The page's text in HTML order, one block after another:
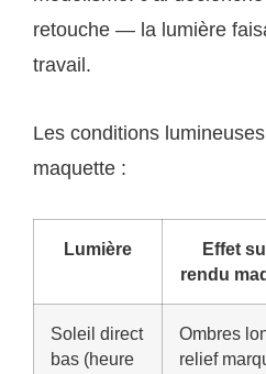
retouche — la lumière
travail.
Les conditions
maquette :
Lumière
Effet
rendu
Soleil direct
bas (heure
Ombres
relief